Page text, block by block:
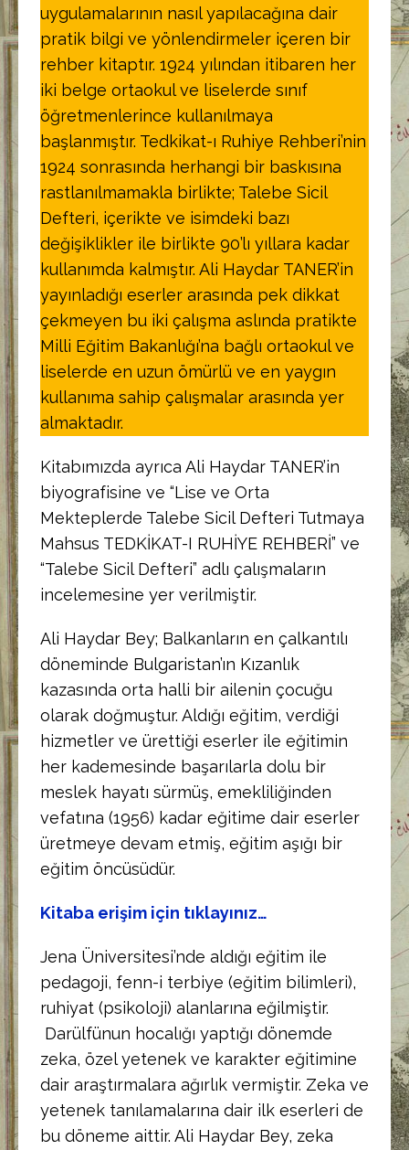
uygulamalarının nasıl yapılacağına dair
pratik bilgi ve yönlendirmeler içeren bir
rehber kitaptır. 1924 yılından itibaren her
iki belge ortaokul ve liselerde sınıf
öğretmenlerince kullanılmaya
başlanmıştır. Tedkikat-ı Ruhiye Rehberi’nin
1924 sonrasında herhangi bir baskısına
rastlanılmamakla birlikte; Talebe Sicil
Defteri, içerikte ve isimdeki bazı
değişiklikler ile birlikte 90’lı yıllara kadar
kullanımda kalmıştır. Ali Haydar TANER’in
yayınladığı eserler arasında pek dikkat
çekmeyen bu iki çalışma aslında pratikte
Milli Eğitim Bakanlığı’na bağlı ortaokul ve
liselerde en uzun ömürlü ve en yaygın
kullanıma sahip çalışmalar arasında yer
almaktadır.
Kitabımızda ayrıca Ali Haydar TANER’in
biyografisine ve “Lise ve Orta
Mekteplerde Talebe Sicil Defteri Tutmaya
Mahsus TEDKİKAT-I RUHİYE REHBERİ” ve
“Talebe Sicil Defteri” adlı çalışmaların
incelemesine yer verilmiştir.
Ali Haydar Bey; Balkanların en çalkantılı
döneminde Bulgaristan’ın Kızanlık
kazasında orta halli bir ailenin çocuğu
olarak doğmuştur. Aldığı eğitim, verdiği
hizmetler ve ürettiği eserler ile eğitimin
her kademesinde başarılarla dolu bir
meslek hayatı sürmüş, emekliliğinden
vefatına (1956) kadar eğitime dair eserler
üretmeye devam etmiş, eğitim aşığı bir
eğitim öncüsüdür.
Kitaba erişim için tıklayınız…
Jena Üniversitesi’nde aldığı eğitim ile
pedagoji, fenn-i terbiye (eğitim bilimleri),
ruhiyat (psikoloji) alanlarına eğilmiştir.
Darülfünun hocalığı yaptığı dönemde
zeka, özel yetenek ve karakter eğitimine
dair araştırmalara ağırlık vermiştir. Zeka ve
yetenek tanılamalarına dair ilk eserleri de
bu döneme aittir. Ali Haydar Bey, zeka